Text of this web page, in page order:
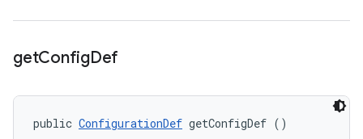
getConfigDef
public ConfigurationDef getConfigDef ()